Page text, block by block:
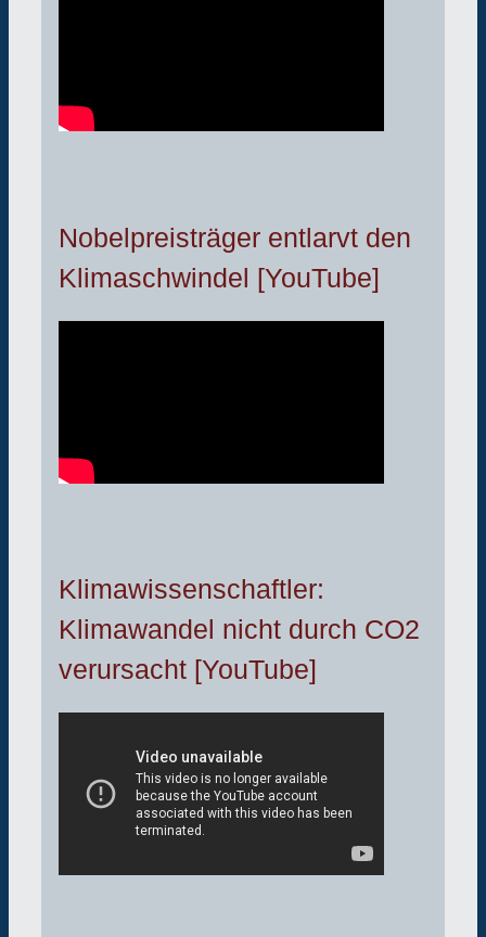
Nobelpreisträger entlarvt den
Klimaschwindel [YouTube]
Klimawissenschaftler:
Klimawandel nicht durch CO2
verursacht [YouTube]